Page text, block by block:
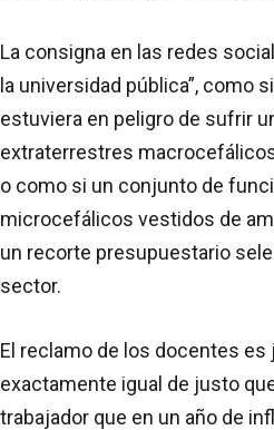
La consigna en las redes
la universidad pública”, como
estuviera en peligro de sufrir
extraterrestres
o como si un conjunto de
microcefálicos vestidos de
un recorte presupuestario
sector.
El reclamo de los docentes es
exactamente igual de justo
trabajador que en un año de